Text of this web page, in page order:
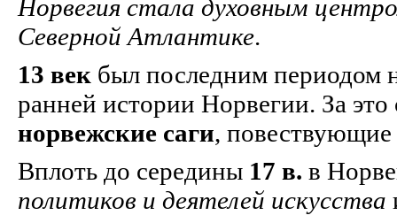
Норвегия стала духовным
Северной Атлантике.
13 век был последним периодом
ранней истории Норвегии. За
норвежские саги,
Вплоть до середины 17 в. в
политиков и деятелей искусства